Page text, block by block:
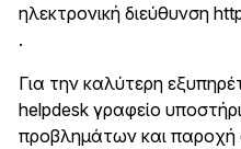
ηλεκτρονική διεύθυνση
.
Για την καλύτερη
helpdesk γραφείο
προβλημάτων και παροχή